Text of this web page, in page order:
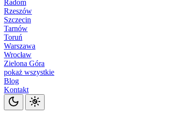
Radom
Rzeszów
Szczecin
Tarnów
Toruń
Warszawa
Wrocław
Zielona Góra
pokaż wszystkie
Blog
Kontakt